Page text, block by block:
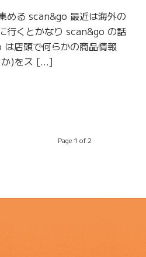
める scan&go 最近は海外の
行くとかなり scan&go の話
店頭で何らかの商品情報
か)をス […]
Page 1 of 2